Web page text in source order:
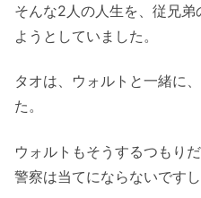
そんな2人の人生を、従兄
ようとしていました。
タオは、ウォルトと一緒に
た。
ウォルトもそうするつもり
警察は当てにならないですし